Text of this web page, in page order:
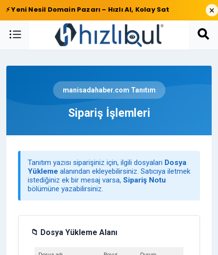
⚡ Yeni Nesil Domain Pazarı – Hızlı Al, Kolay Sat ×
manisadahaber.com Tanıtım
Sipariş İşlemleri
Tanıtım yazısı siparişiniz için, ilgili dosyaları Dosya
Yükleme alanından ekleyebilirsiniz. Satıcıya iletmek
istediğiniz ek bir mesaj varsa, Sipariş Notu
bölümüne yazabilirsiniz.
📁 Dosya Yükleme Alanı